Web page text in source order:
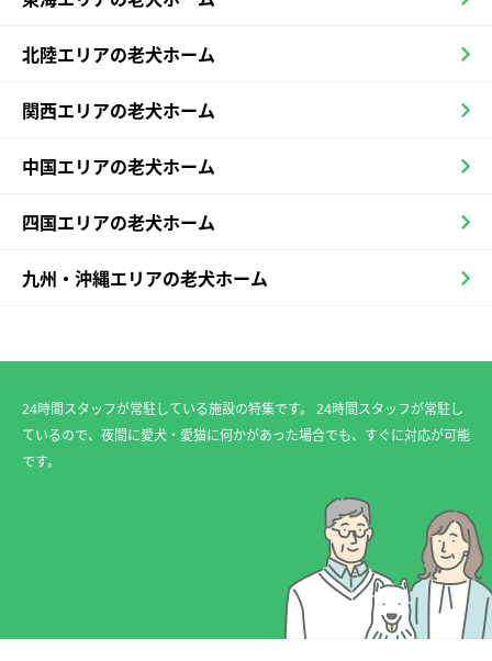
北陸エリアの老犬ホーム
関西エリアの老犬ホーム
中国エリアの老犬ホーム
四国エリアの老犬ホーム
九州・沖縄エリアの老犬ホーム
24時間スタッフが常駐している施設の特集です。 24時間スタッフが常駐し
ているので、夜間に愛犬・愛猫に何かがあった場合でも、すぐに対応が可能
です。